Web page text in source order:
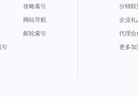
攻略索引
网站导航
邮轮索引
分销联
企业礼
代理合
更多加